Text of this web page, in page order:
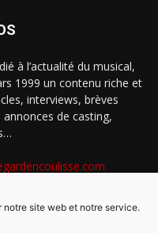
notre site web et notre service.
à l’actualité du musical,
1999 un contenu riche et
interviews, brèves
de casting,